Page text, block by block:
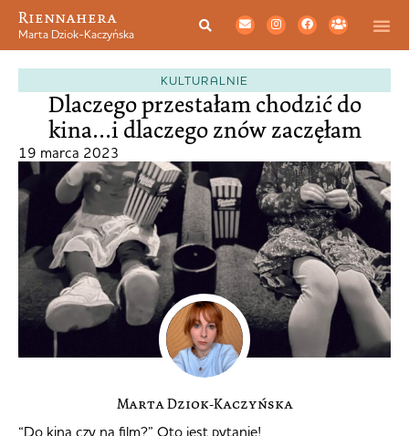
Riennahera
Marta Dziok-Kaczyńska
KULTURALNIE
Dlaczego przestałam chodzić do
kina…i dlaczego znów zaczęłam
19 marca 2023
Marta Dziok-Kaczyńska
“Do kina czy na film?” Oto jest pytanie!